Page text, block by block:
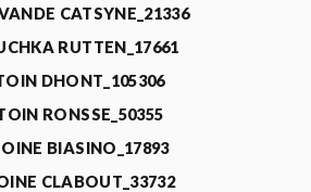
CATSYNE_21336
RUTTEN_17661
DHONT_105306
RONSSE_50355
BIASINO_17893
CLABOUT_33732